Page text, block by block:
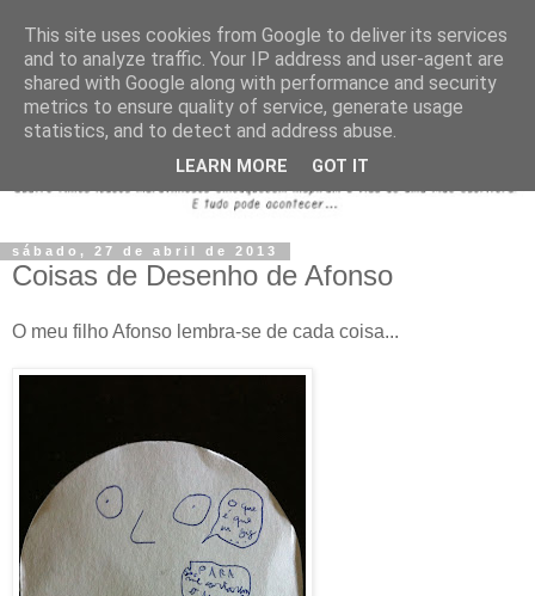
sábado, 27 de abril de 2013
Coisas de Desenho de Afonso
O meu filho Afonso lembra-se de cada coisa...
This site uses cookies from Google to deliver its services
and to analyze traffic. Your IP address and user-agent are
shared with Google along with performance and security
metrics to ensure quality of service, generate usage
statistics, and to detect and address abuse.
LEARN MORE GOT IT